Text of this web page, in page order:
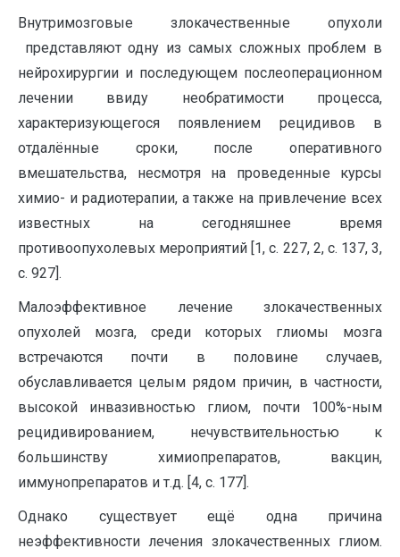
Внутримозговые злокачественные опухоли
представляют одну из самых сложных проблем в
нейрохирургии и последующем послеоперационном
лечении ввиду необратимости процесса,
характеризующегося появлением рецидивов в
отдалённые сроки, после оперативного
вмешательства, несмотря на проведенные курсы
химио- и радиотерапии, а также на привлечение всех
известных на сегодняшнее время
противоопухолевых мероприятий [1, с. 227, 2, с. 137, 3,
с. 927].
Малоэффективное лечение злокачественных
опухолей мозга, среди которых глиомы мозга
встречаются почти в половине случаев,
обуславливается целым рядом причин, в частности,
высокой инвазивностью глиом, почти 100%-ным
рецидивированием, нечувствительностью к
большинству химиопрепаратов, вакцин,
иммунопрепаратов и т.д. [4, с. 177].
Однако существует ещё одна причина
неэффективности лечения злокачественных глиом.